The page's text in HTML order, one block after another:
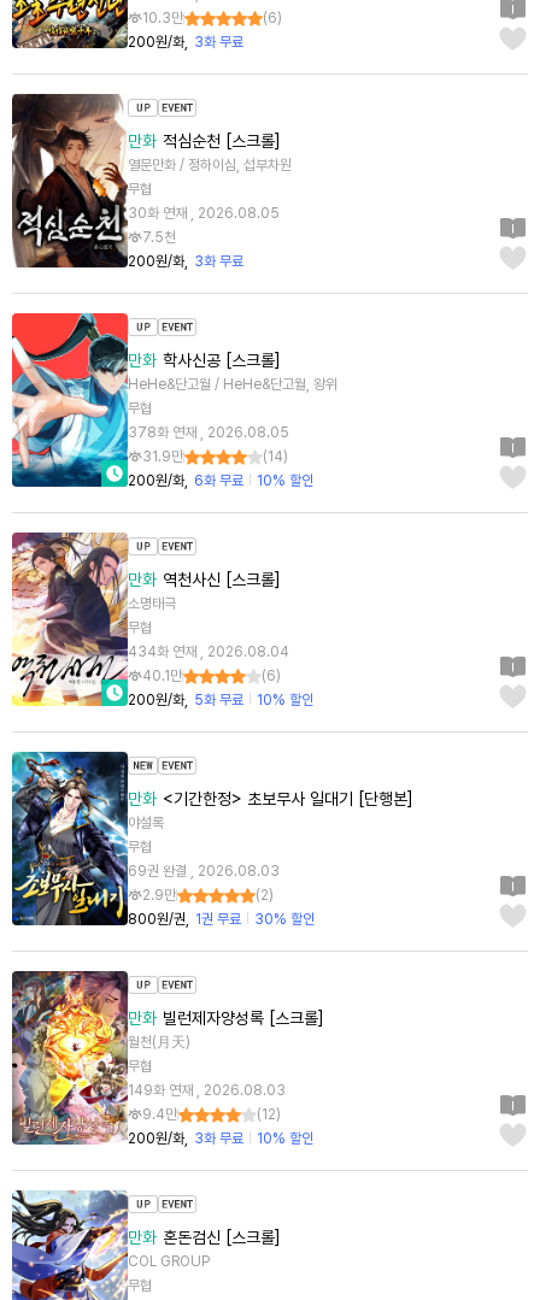
10.3만
(6)
200원/화
3화 무료
만화 적심순천 [스크롤]
열문만화 / 정하이심, 섭부차원
무협
30화 연재 , 2026.08.05
7.5천
200원/화
3화 무료
만화 학사신공 [스크롤]
HeHe&단고월 / HeHe&단고월, 왕위
무협
378화 연재 , 2026.08.05
31.9만
(14)
200원/화
6화 무료 10% 할인
만화 역천사신 [스크롤]
소명태극
무협
434화 연재 , 2026.08.04
40.1만
(6)
200원/화
5화 무료 10% 할인
만화 <기간한정> 초보무사 일대기 [단행본]
야설록
무협
69권 완결 , 2026.08.03
2.9만
(2)
800원/권
1권 무료 30% 할인
만화 빌런제자양성록 [스크롤]
월천(月天)
무협
149화 연재 , 2026.08.03
9.4만
(12)
200원/화
3화 무료 10% 할인
만화 혼돈검신 [스크롤]
COL GROUP
무협